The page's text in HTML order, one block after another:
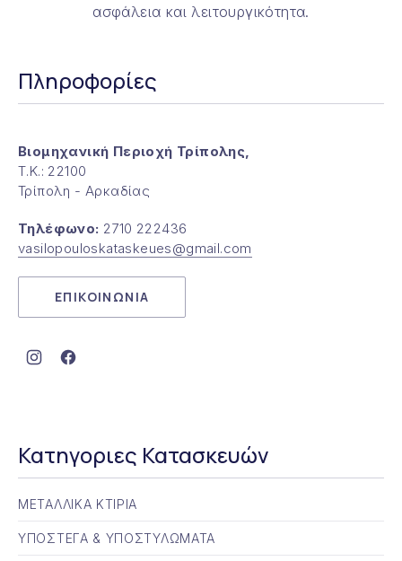
ασφάλεια και λειτουργικότητα.
Πληροφορίες
Βιομηχανική Περιοχή Τρίπολης,
Τ.Κ.: 22100
Τρίπολη - Αρκαδίας
Τηλέφωνο: 2710 222436
vasilopouloskataskeues@gmail.com
ΕΠΙΚΟΙΝΩΝΙΑ
Νέο παράθυρο
Νέο παράθυρο
Κατηγοριες Κατασκευών
ΜΕΤΑΛΛΙΚΑ ΚΤΙΡΙΑ
ΥΠΟΣΤΕΓΑ & ΥΠΟΣΤΥΛΩΜΑΤΑ